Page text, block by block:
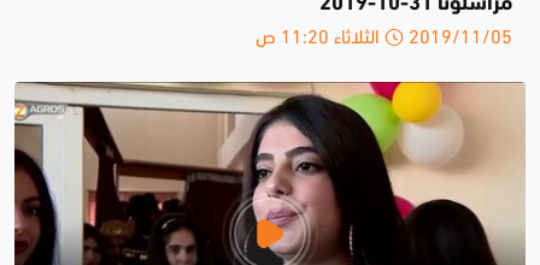
مراسلونا 31-10-2019
2019/11/05 الثلاثاء 11:20 ص